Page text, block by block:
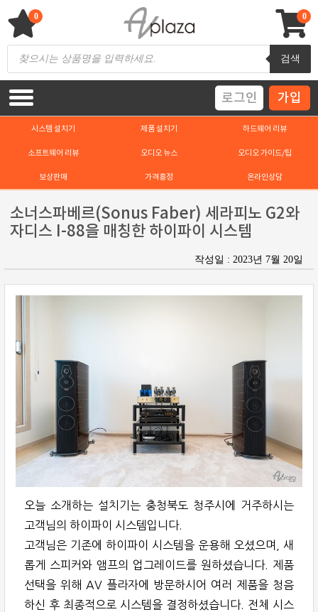
content
AV 플라자
하이파이 / 홈씨어터 전문 쇼핑몰
Products
search
검색
0
0
로그인 가입
시스템 설치기 제품 설치기 하드웨어 리뷰
소프트웨어 리뷰 오디오 뉴스 오디오 가이드/팁
보상판매 가격흥정 온라인상담
소너스파베르(Sonus Faber) 세라피노 G2와
자디스 I-88을 매칭한 하이파이 시스템
작성일 : 2023년 7월 20일
오늘 소개하는 설치기는 충청북도 청주시에 거주하시는
고객님의 하이파이 시스템입니다.
고객님은 기존에 하이파이 시스템을 운용해 오셨으며, 새
롭게 스피커와 앰프의 업그레이드를 원하셨습니다. 제품
선택을 위해 AV 플라자에 방문하시어 여러 제품을 청음
하신 후 최종적으로 시스템을 결정하셨습니다. 전체 시스